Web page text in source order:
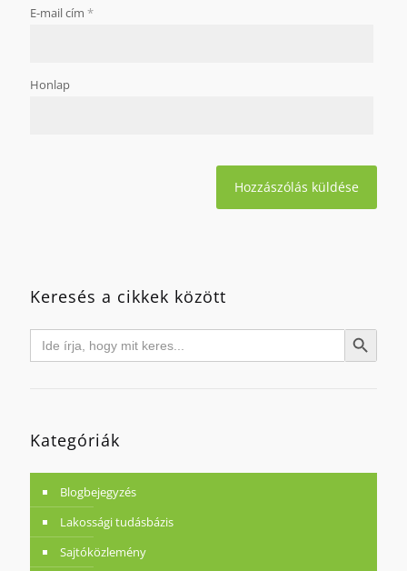
E-mail cím *
Honlap
Keresés a cikkek között
Search
for: Search Button
Kategóriák
Blogbejegyzés
Lakossági tudásbázis
Sajtóközlemény